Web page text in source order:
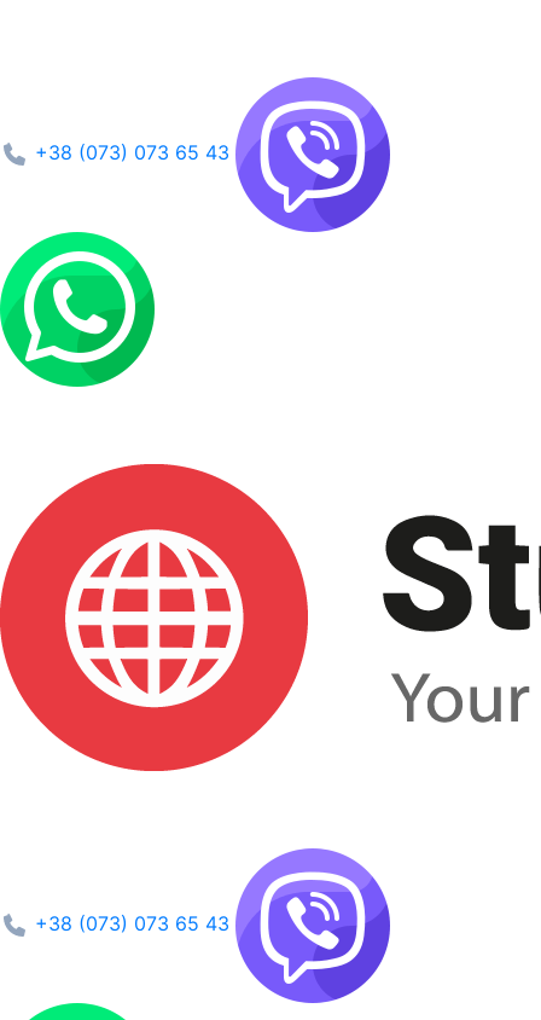
+38 (073) 073 65 43
+38 (073) 073 65 43